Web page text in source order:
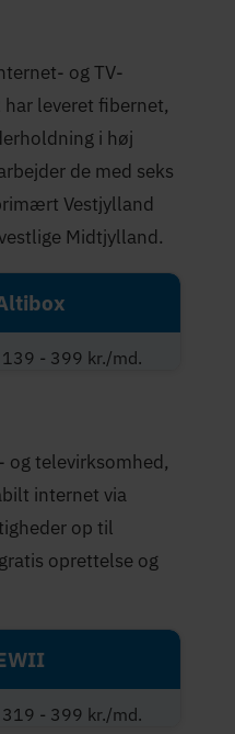
3,9 stjerner
og TV-
leveret fibernet,
i høj
de med seks
Vestjylland
Midtjylland.
139 - 399 kr./md.
4,0 stjerner
og televirksomhed,
internet via
op til
oprettelse og
319 - 399 kr./md.